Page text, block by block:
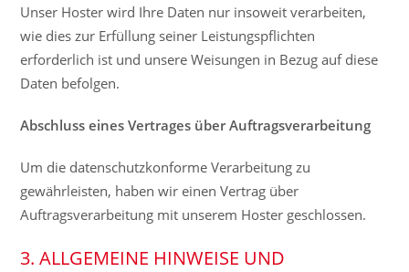
Unser Hoster wird Ihre Daten nur insoweit verarbeiten,
wie dies zur Erfüllung seiner Leistungspflichten
erforderlich ist und unsere Weisungen in Bezug auf diese
Daten befolgen.
Abschluss eines Vertrages über Auftragsverarbeitung
Um die datenschutzkonforme Verarbeitung zu
gewährleisten, haben wir einen Vertrag über
Auftragsverarbeitung mit unserem Hoster geschlossen.
3. ALLGEMEINE HINWEISE UND